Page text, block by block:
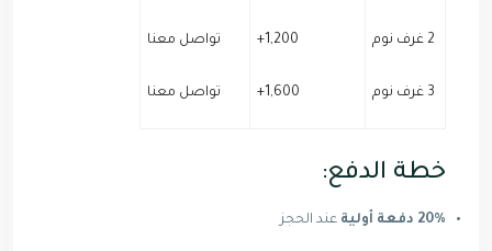
2 غرف نوم 1,200+ تواصل معنا
3 غرف نوم 1,600+ تواصل معنا
خطة الدفع:
20% دفعة أولية عند الحجز